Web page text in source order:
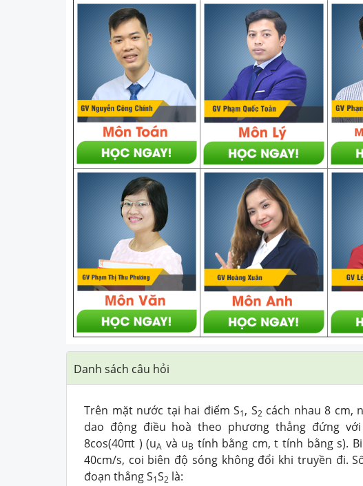
Danh sách câu hỏi
Trên mặt nước tại hai điểm S1, S2 cách nhau 8 cm,
dao động điều hoà theo phương thẳng đứng
8cos(40πt ) (uA và uB tính bằng cm, t tính bằng s).
40cm/s, coi biên độ sóng không đổi khi truyền đi.
đoạn thẳng S1S2 là: